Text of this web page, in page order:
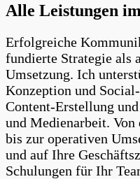
Alle Leistungen
Erfolgreiche
fundierte Strategie als
Umsetzung. Ich
Konzeption und
Content-Erstellung
und Medienarbeit. Von
bis zur operativen
und auf Ihre
Schulungen für Ihr